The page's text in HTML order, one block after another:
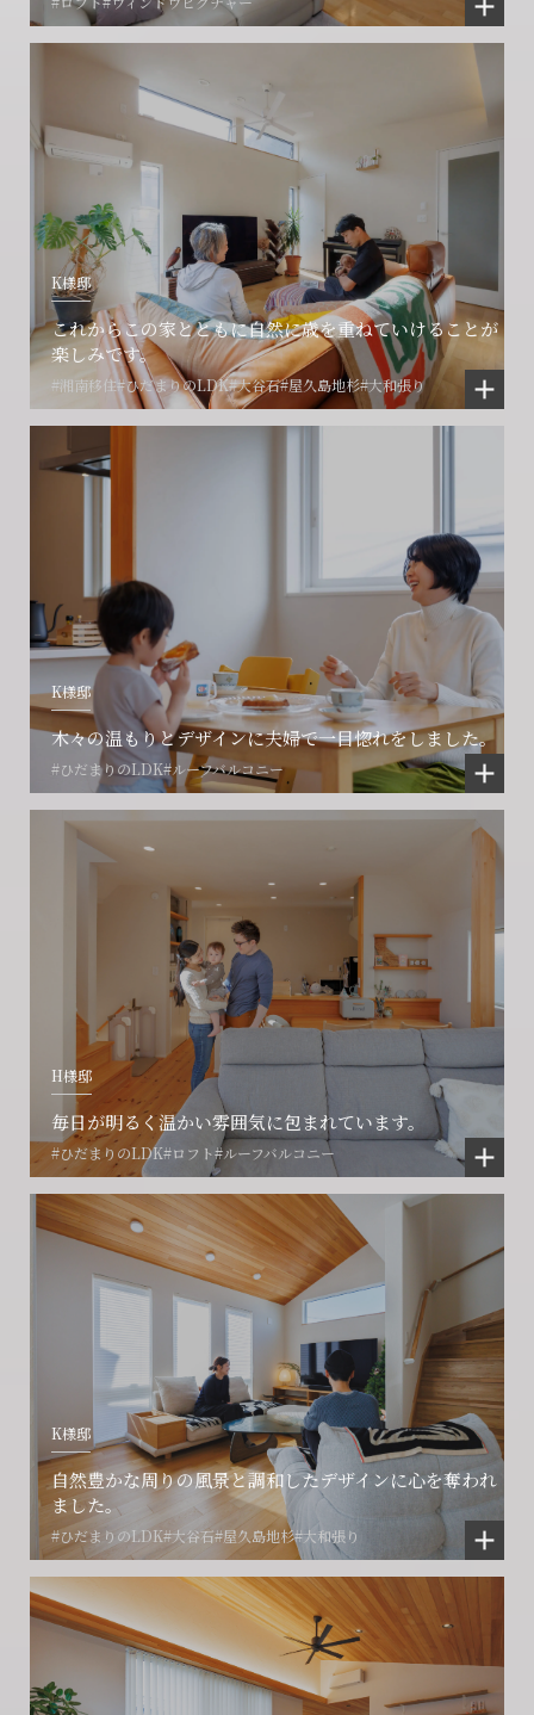
K様邸
これからこの家とともに自然に歳を重ねていけることが
楽しみです。
#湘南移住#ひだまりのLDK#大谷石#屋久島地杉#大和張り
K様邸
木々の温もりとデザインに夫婦で一目惚れをしました。
#ひだまりのLDK#ルーフバルコニー
H様邸
毎日が明るく温かい雰囲気に包まれています。
#ひだまりのLDK#ロフト#ルーフバルコニー
K様邸
自然豊かな周りの風景と調和したデザインに心を奪われ
ました。
#ひだまりのLDK#大谷石#屋久島地杉#大和張り
会社に関することや物件についての
ご相談はこちら
フォームからのお問い合わせ
CONTACT
お電話でのお問い合わせ
0466-24-2478
賃貸物件入居者様の
お困りごとのご相談はこちら
解約のお申し込み
CONTACT
プロコール24ご利用の方
土地の活用・賃貸経営に関する
ご相談はこちら
フォームからのお問い合わせ
CONTACT
賃貸管理事業部へのお問い合わせ
0466-24-2478